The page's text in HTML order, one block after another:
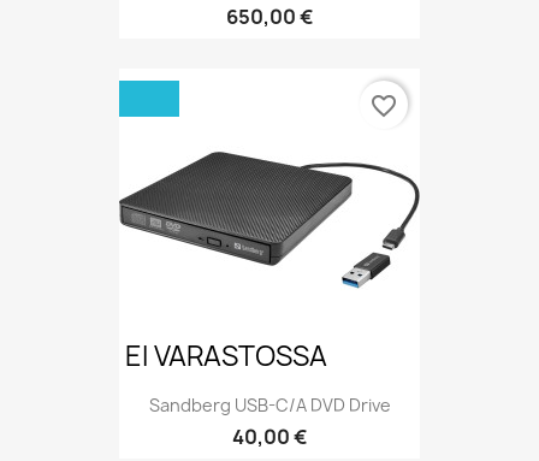
Hinta
650,00 €
EI VARASTOSSA
Sandberg USB-C/A DVD Drive
Hinta
40,00 €
favorite_border